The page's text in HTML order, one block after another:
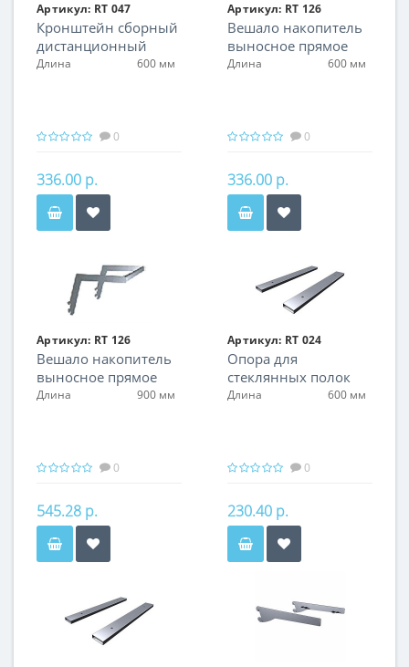
Артикул: RT 047
Кронштейн сборный
дистанционный
Длина 600 мм
0
336.00 р.
Артикул: RT 126
Вешало накопитель
выносное прямое
Длина 600 мм
0
336.00 р.
Артикул: RT 126
Вешало накопитель
выносное прямое
Длина 900 мм
0
545.28 р.
Артикул: RT 024
Опора для
стеклянных полок
Длина 600 мм
0
230.40 р.